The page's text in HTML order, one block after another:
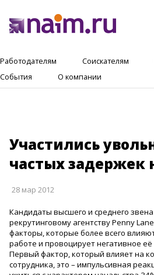
Работодателям Соискателям
События
О компании
Участились
частых задержек
28 мар 2012
Кандидаты высшего и среднего
рекрутинговому агентству Penny
факторы, которые более всего
работе и провоцирует негативное
Первый фактор, который влияет на
сотрудника, это – импульсивная